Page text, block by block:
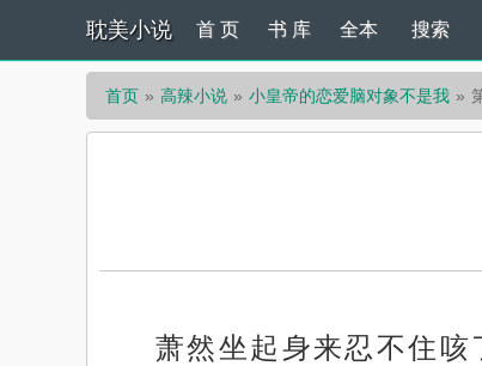
耽美小说 首 页 书 库 全本 搜索
首页 高辣小说 小皇帝的恋爱脑对象不是我
萧然坐起身来忍不住咳